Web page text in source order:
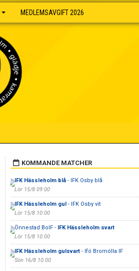
MEDLEMSAVGIFT 2026
KOMMANDE MATCHER
IFK Hässleholm blå- IFK Osby blå
Lör 15/8 09:00
IFK Hässleholm gul- IFK Osby vit
Lör 15/8 10:00
Önnestad BoIF - IFK Hässleholm svart
Lör 15/8 10:00
IFK Hässleholm gulsvart- Ifö Bromölla IF
Sön 16/8 10:00